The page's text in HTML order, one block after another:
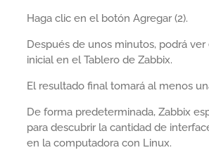
Haga clic en el botón Agregar (2).
Después de unos minutos, podrá
inicial en el Tablero de Zabbix.
El resultado final tomará al menos
De forma predeterminada, Zabbix
para descubrir la cantidad de
en la computadora con Linux.